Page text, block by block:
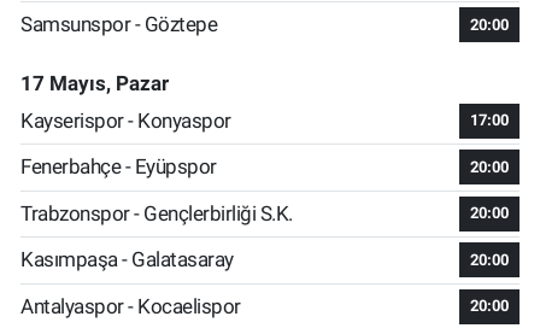
Samsunspor - Göztepe 20:00
17 Mayıs, Pazar
Kayserispor - Konyaspor
17:00
Fenerbahçe - Eyüpspor 20:00
Trabzonspor - Gençlerbirliği S.K. 20:00
Kasımpaşa - Galatasaray 20:00
Antalyaspor - Kocaelispor 20:00